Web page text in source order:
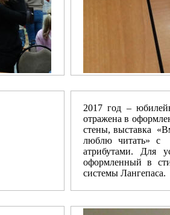
2017 год –
отражена в
стены, выставка
люблю читать» с
атрибутами. Для
оформленный в
системы Лангепаса.